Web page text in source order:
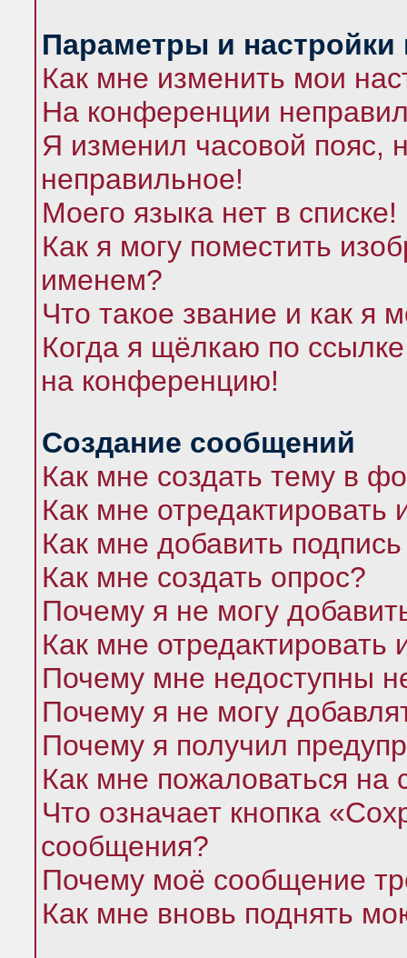
Параметры и настройки
Как мне изменить мои
На конференции
Я изменил часовой пояс,
неправильное!
Моего языка нет в списке!
Как я могу поместить
именем?
Что такое звание и как я
Когда я щёлкаю по
на конференцию!
Создание сообщений
Как мне создать тему в
Как мне
Как мне добавить
Как мне создать опрос?
Почему я не могу
Как мне отредактировать
Почему мне недоступны
Почему я не могу
Почему я получил
Как мне пожаловаться
Что означает кнопка
сообщения?
Почему моё сообщение
Как мне вновь поднять